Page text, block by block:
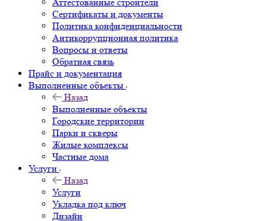
Сертификаты и документы
Политика конфиденциальности
Антикоррупционная политика
Вопросы и ответы
Обратная связь
Прайс и документация
Выполненные объекты
Назад
Выполненные объекты
Городские территории
Парки и скверы
Жилые комплексы
Частные дома
Услуги
Назад
Услуги
Укладка под ключ
Дизайн